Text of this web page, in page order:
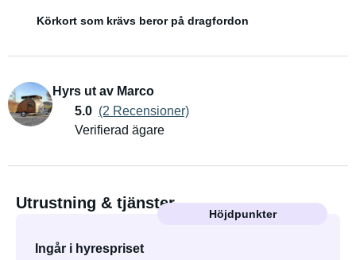
Körkort som krävs beror på dragfordon
Hyrs ut av Marco
5.0 (2 Recensioner)
Verifierad ägare
Utrustning & tjänster
Höjdpunkter
Ingår i hyrespriset